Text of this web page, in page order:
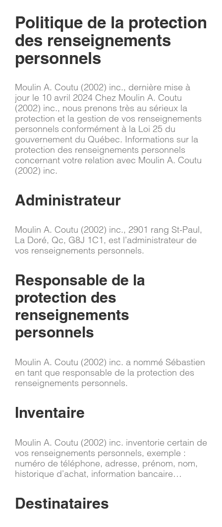
EN
Politique de la protection
des renseignements
personnels
Moulin A. Coutu (2002) inc., dernière mise à
jour le 10 avril 2024 Chez Moulin A. Coutu
(2002) inc., nous prenons très au sérieux la
protection et la gestion de vos renseignements
personnels conformément à la Loi 25 du
gouvernement du Québec. Informations sur la
protection des renseignements personnels
concernant votre relation avec Moulin A. Coutu
(2002) inc.
Administrateur
Moulin A. Coutu (2002) inc., 2901 rang St-Paul,
La Doré, Qc, G8J 1C1, est l’administrateur de
vos renseignements personnels.
Responsable de la
protection des
renseignements
personnels
Moulin A. Coutu (2002) inc. a nommé Sébastien
en tant que responsable de la protection des
renseignements personnels.
Inventaire
Moulin A. Coutu (2002) inc. inventorie certain de
vos renseignements personnels, exemple :
numéro de téléphone, adresse, prénom, nom,
historique d’achat, information bancaire…
Destinataires